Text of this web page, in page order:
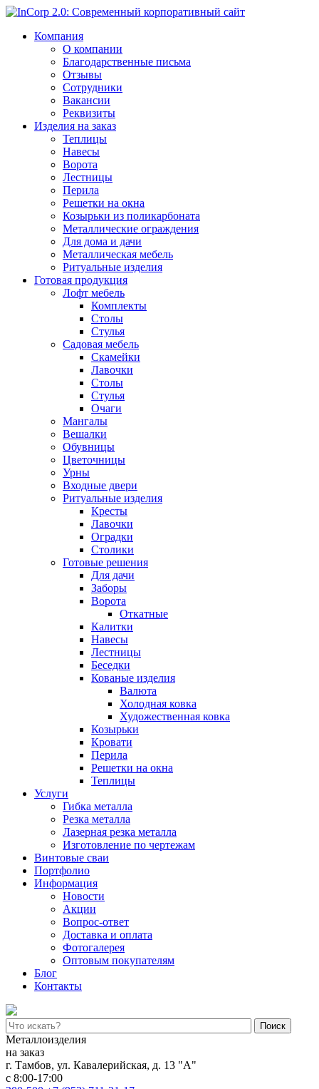
Компания
О компании
Благодарственные письма
Отзывы
Сотрудники
Вакансии
Реквизиты
Изделия на заказ
Теплицы
Навесы
Ворота
Лестницы
Перила
Решетки на окна
Козырьки из поликарбоната
Металлические ограждения
Для дома и дачи
Металлическая мебель
Ритуальные изделия
Готовая продукция
Лофт мебель
Комплекты
Столы
Стулья
Садовая мебель
Скамейки
Лавочки
Столы
Стулья
Очаги
Мангалы
Вешалки
Обувницы
Цветочницы
Урны
Входные двери
Ритуальные изделия
Кресты
Лавочки
Оградки
Столики
Готовые решения
Для дачи
Заборы
Ворота
Откатные
Калитки
Навесы
Лестницы
Беседки
Кованые изделия
Валюта
Холодная ковка
Художественная ковка
Козырьки
Кровати
Перила
Решетки на окна
Теплицы
Услуги
Гибка металла
Резка металла
Лазерная резка металла
Изготовление по чертежам
Винтовые сваи
Портфолио
Информация
Новости
Акции
Вопрос-ответ
Доставка и оплата
Фотогалерея
Оптовым покупателям
Блог
Контакты
Поиск
Металлоизделия
на заказ
г. Тамбов, ул. Кавалерийская, д. 13 "А"
с 8:00-17:00